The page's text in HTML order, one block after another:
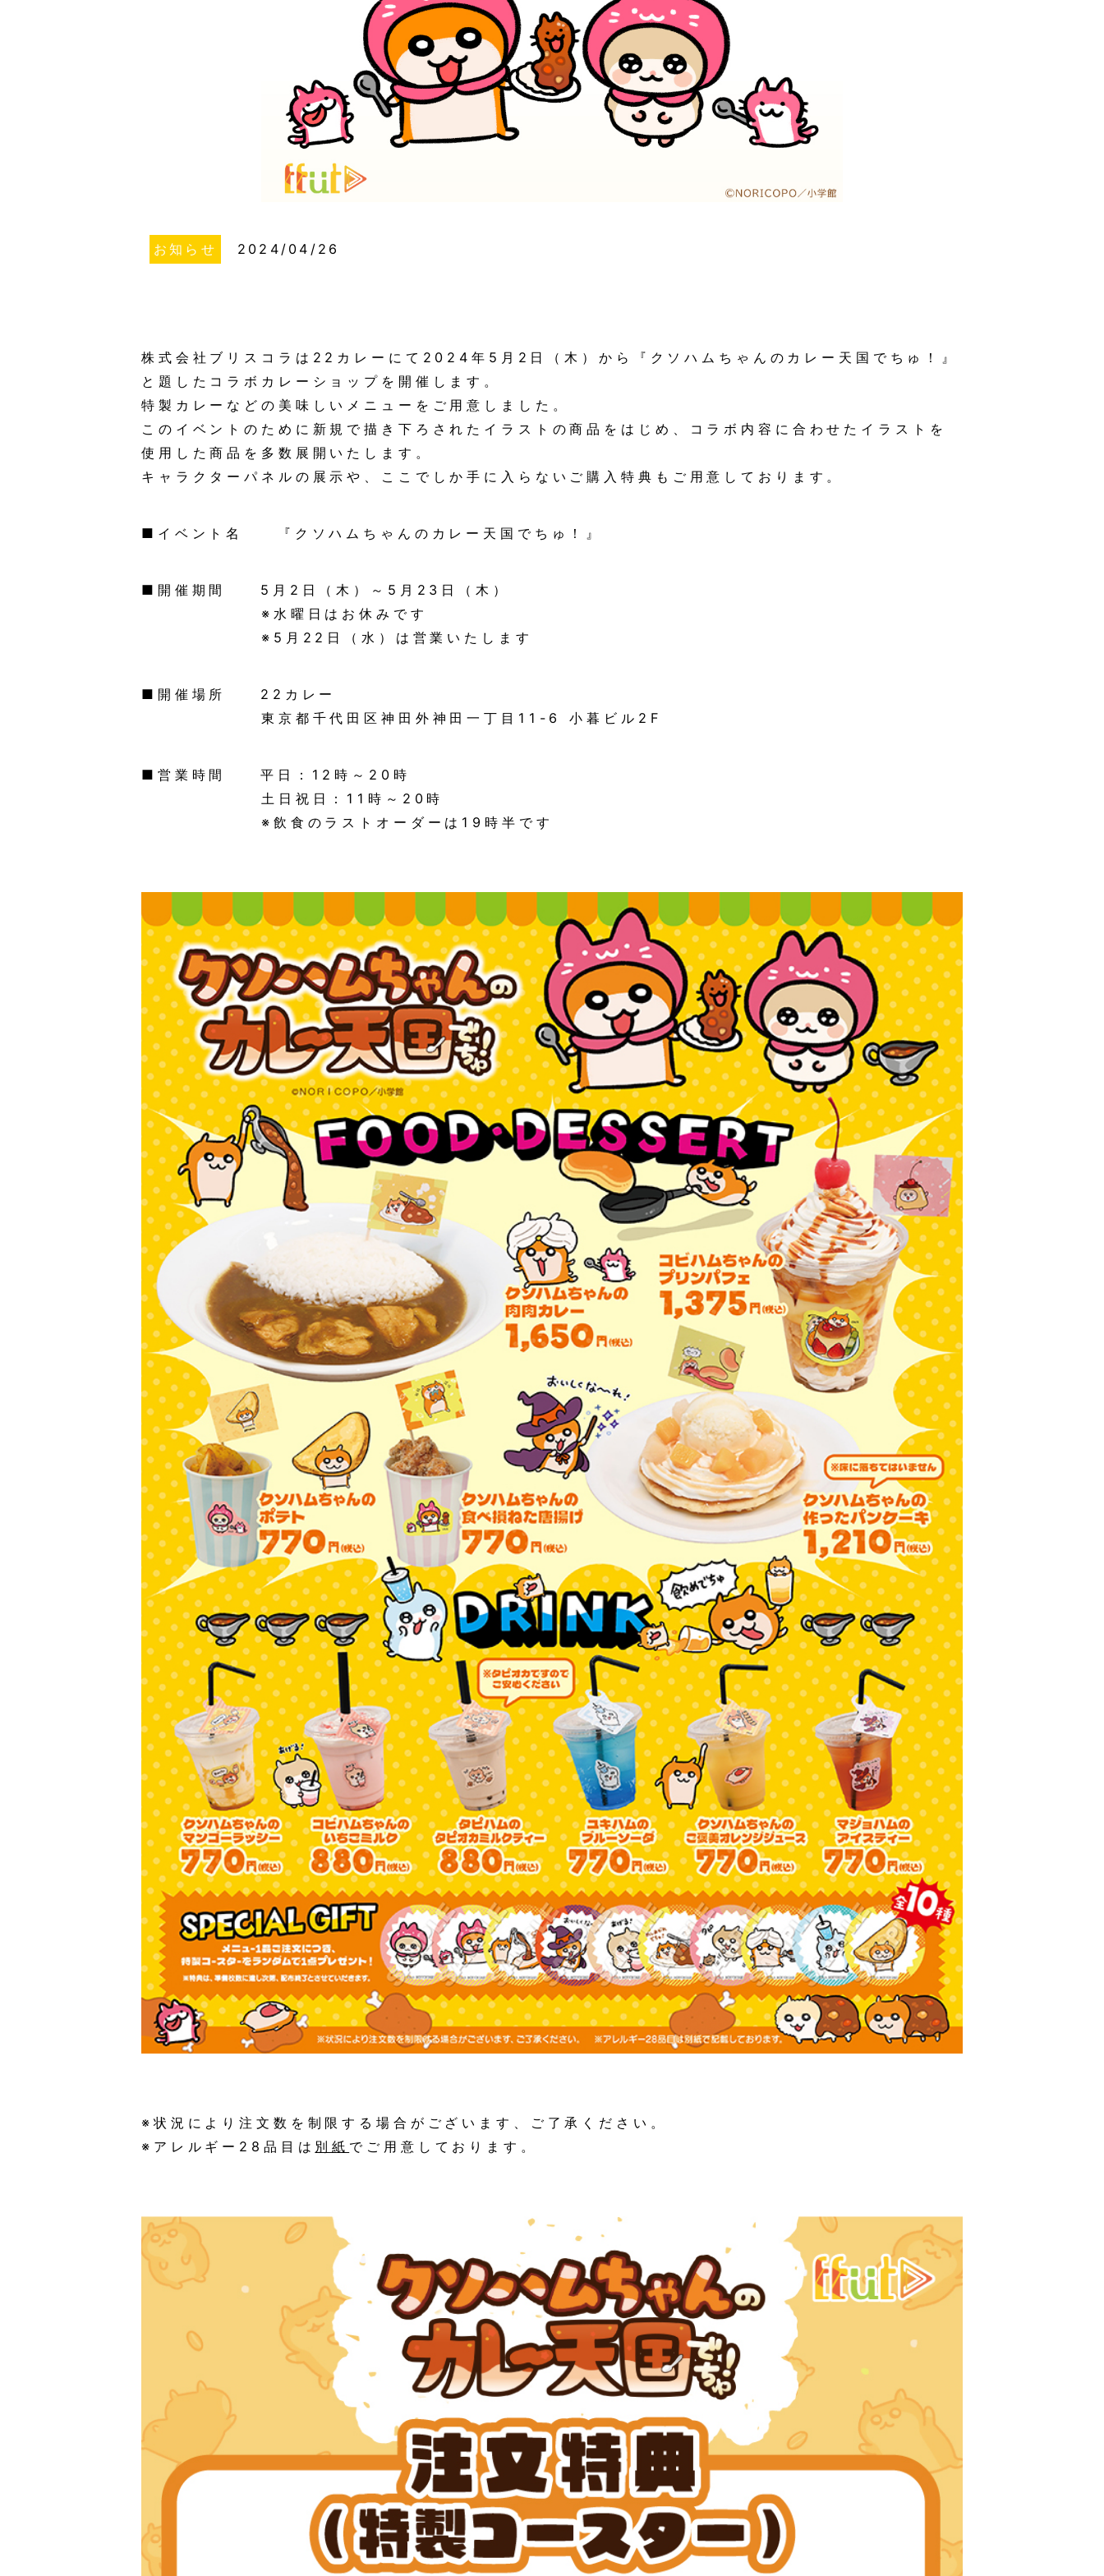
お知らせ 2024/04/26
株式会社ブリスコラは22カレーにて2024年5月2日（木）から『クソハムちゃんのカレー天国でちゅ！』
と題したコラボカレーショップを開催します。
特製カレーなどの美味しいメニューをご用意しました。
このイベントのために新規で描き下ろされたイラストの商品をはじめ、コラボ内容に合わせたイラストを
使用した商品を多数展開いたします。
キャラクターパネルの展示や、ここでしか手に入らないご購入特典もご用意しております。
■イベント名 『クソハムちゃんのカレー天国でちゅ！』
■開催期間 5月2日（木）～5月23日（木）
※水曜日はお休みです
※5月22日（水）は営業いたします
■開催場所 22カレー
東京都千代田区神田外神田一丁目11-6 小暮ビル2F
■営業時間 平日：12時～20時
土日祝日：11時～20時
※飲食のラストオーダーは19時半です
※状況により注文数を制限する場合がございます、ご了承ください。
※アレルギー28品目は 別紙 でご用意しております。